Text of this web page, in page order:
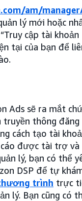
am/
lý mới hoặc
cập tài
tại của bạn để
Ads sẽ ra mắt
thông
cách tạo tài
cáo được tài trợ và
lý, bạn có thể
DSP để tự
trình trực
lý. Bạn cũng có